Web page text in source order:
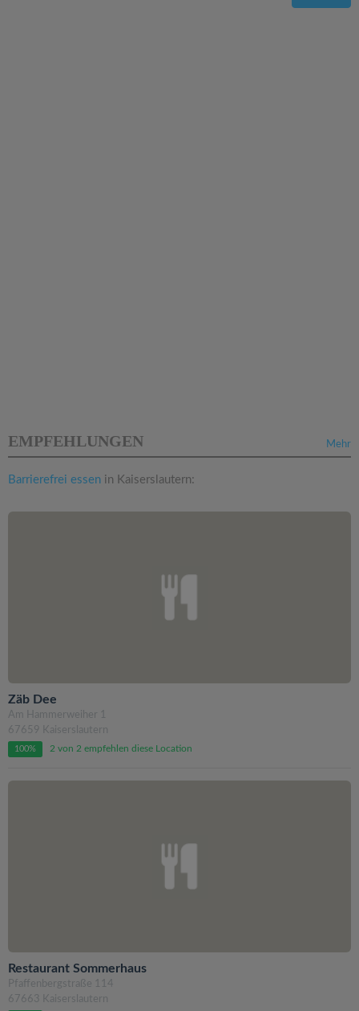
Mehr
EMPFEHLUNGEN
Barrierefrei essen in Kaiserslautern:
Zäb Dee
Am Hammerweiher 1
67659 Kaiserslautern
100% 2 von 2 empfehlen diese Location
Restaurant Sommerhaus
Pfaffenbergstraße 114
67663 Kaiserslautern